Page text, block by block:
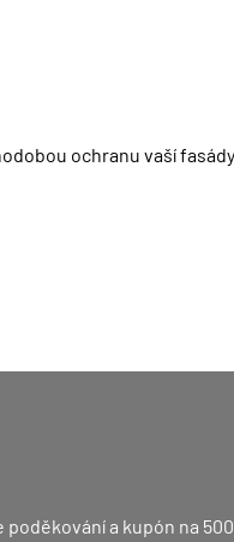
ochranu vaší
a kupón na